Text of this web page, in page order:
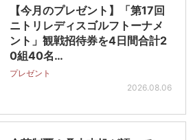
【今月のプレゼント】「第17回
ニトリレディスゴルフトーナメ
ント」観戦招待券を4日間合計2
0組40名…
プレゼント
2026.08.06